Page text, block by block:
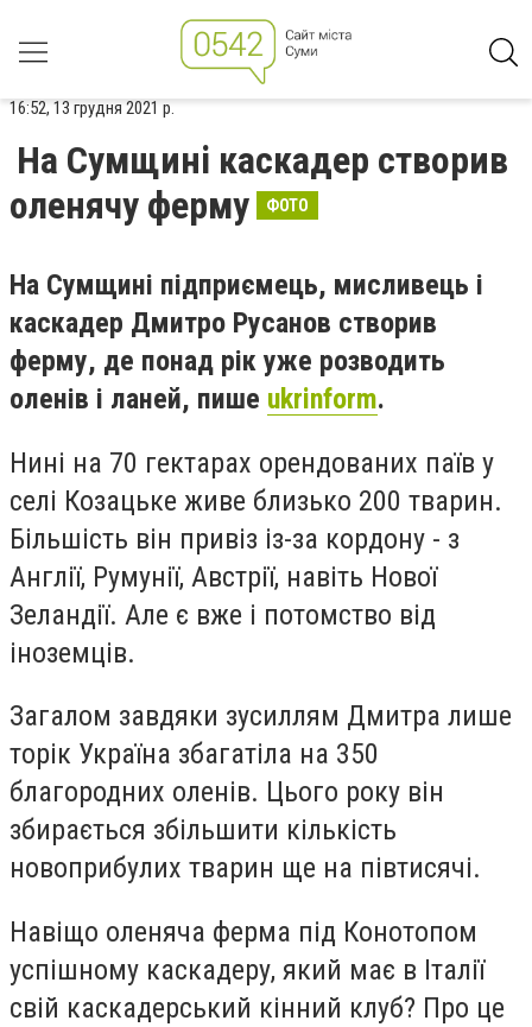
16:52, 13 грудня 2021 р.
На Сумщині каскадер створив
оленячу ферму
ФОТО
На Сумщині підприємець, мисливець і
каскадер Дмитро Русанов створив
ферму, де понад рік уже розводить
оленів і ланей, пише ukrinform.
Нині на 70 гектарах орендованих паїв у
селі Козацьке живе близько 200 тварин.
Більшість він привіз із-за кордону - з
Англії, Румунії, Австрії, навіть Нової
Зеландії. Але є вже і потомство від
іноземців.
Загалом завдяки зусиллям Дмитра лише
торік Україна збагатіла на 350
благородних оленів. Цього року він
збирається збільшити кількість
новоприбулих тварин ще на півтисячі.
Навіщо оленяча ферма під Конотопом
успішному каскадеру, який має в Італії
свій каскадерський кінний клуб? Про це